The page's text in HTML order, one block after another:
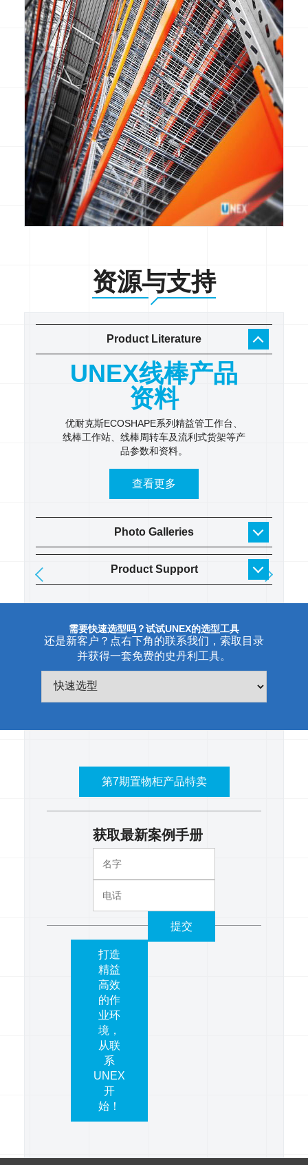
资源与支持
Product Literature
UNEX线棒产品
资料
优耐克斯ECOSHAPE系列精益管工作台、
线棒工作站、线棒周转车及流利式货架等产
品参数和资料。
查看更多
Photo Galleries
Product Support
需要快速选型吗？试试UNEX的选型工具
还是新客户？点右下角的联系我们，索取目录
并获得一套免费的史丹利工具。
第7期置物柜产品特卖
获取最新案例手册
提交
打造
精益
高效
的作
业环
境，
从联
系
UNEX
开
始！